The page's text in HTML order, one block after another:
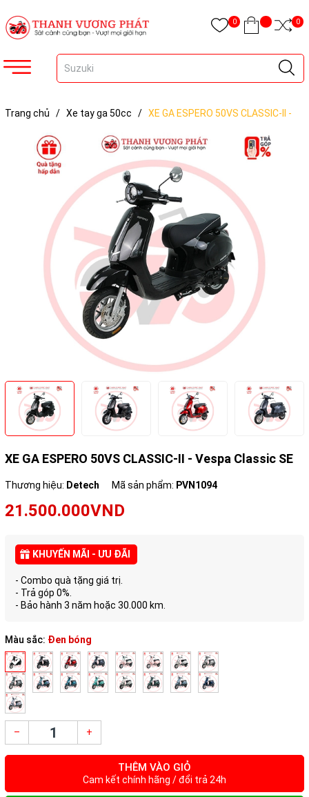
0 0
Trang chủ / Xe tay ga 50cc / XE GA ESPERO 50VS CLASSIC-II -
XE GA ESPERO 50VS CLASSIC-II - Vespa Classic SE
Thương hiệu: Detech Mã sản phẩm: PVN1094
21.500.000VND
KHUYẾN MÃI - ƯU ĐÃI
- Combo quà tặng giá trị.
- Trả góp 0%.
- Bảo hành 3 năm hoặc 30.000 km.
Màu sắc: Đen bóng
– +
THÊM VÀO GIỎ
Cam kết chính hãng / đổi trả 24h